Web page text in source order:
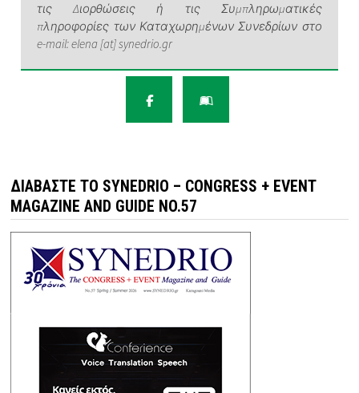
τις Διορθώσεις ή τις Συμπληρωματικές
πληροφορίες των Καταχωρημένων Συνεδρίων στο
e-mail: elena [at] synedrio.gr
ΔΙΑΒΆΣΤΕ ΤΟ SYNEDRIO – CONGRESS + EVENT
MAGAZINE AND GUIDE NO.57